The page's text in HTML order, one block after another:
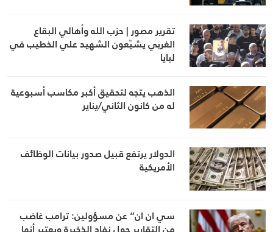
تقرير مصور | حزب الله وأهالي البقاع
الغربي يشيّعون الشهيد علي الخطيب في
لبايا
الذهب يتجه لتحقيق أكبر مكاسب أسبوعية
له من كانون الثاني/يناير
الدولار يرتفع قبيل صدور بيانات الوظائف
الأمريكية
سي ان ان” عن مسؤولين: ترامب غاضب